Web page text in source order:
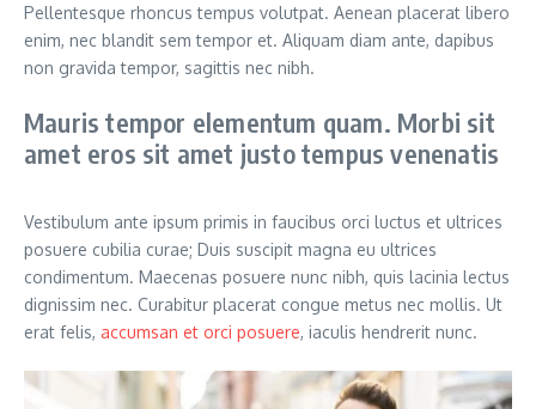
Pellentesque rhoncus tempus volutpat. Aenean placerat libero
enim, nec blandit sem tempor et. Aliquam diam ante, dapibus
non gravida tempor, sagittis nec nibh.
Mauris tempor elementum quam. Morbi sit
amet eros sit amet justo tempus venenatis
Vestibulum ante ipsum primis in faucibus orci luctus et ultrices
posuere cubilia curae; Duis suscipit magna eu ultrices
condimentum. Maecenas posuere nunc nibh, quis lacinia lectus
dignissim nec. Curabitur placerat congue metus nec mollis. Ut
erat felis, accumsan et orci posuere, iaculis hendrerit nunc.